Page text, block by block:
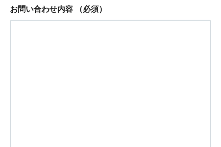
お問い合わせ内容 （必須）